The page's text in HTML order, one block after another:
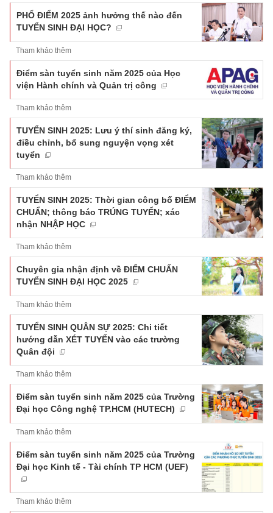
PHỔ ĐIỂM 2025 ảnh hưởng thế nào đến
TUYỂN SINH ĐẠI HỌC?
Tham khảo thêm
Điểm sàn tuyển sinh năm 2025 của Học
viện Hành chính và Quản trị công
Tham khảo thêm
TUYỂN SINH 2025: Lưu ý thí sinh đăng ký,
điều chỉnh, bổ sung nguyện vọng xét
tuyển
Tham khảo thêm
TUYỂN SINH 2025: Thời gian công bố ĐIỂM
CHUẨN; thông báo TRÚNG TUYỂN; xác
nhận NHẬP HỌC
Tham khảo thêm
Chuyên gia nhận định về ĐIỂM CHUẨN
TUYỂN SINH ĐẠI HỌC 2025
Tham khảo thêm
TUYỂN SINH QUÂN SỰ 2025: Chi tiết
hướng dẫn XÉT TUYỂN vào các trường
Quân đội
Tham khảo thêm
Điểm sàn tuyển sinh năm 2025 của Trường
Đại học Công nghệ TP.HCM (HUTECH)
Tham khảo thêm
Điểm sàn tuyển sinh năm 2025 của Trường
Đại học Kinh tế - Tài chính TP HCM (UEF)
Tham khảo thêm